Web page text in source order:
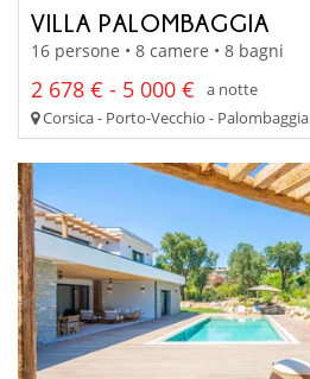
VILLA PALOMBAGGIA
16 persone • 8 camere • 8 bagni
2 678 € - 5 000 €
a notte
Corsica - Porto-Vecchio - Palombaggia